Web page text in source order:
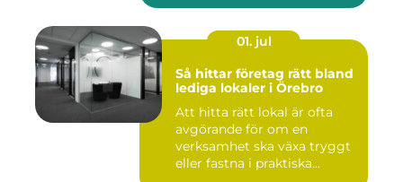
01. jul
Så hittar företag rätt bland
lediga lokaler i Örebro
Att hitta rätt lokal är ofta
avgörande för om en
verksamhet ska växa tryggt
eller fastna i praktiska...